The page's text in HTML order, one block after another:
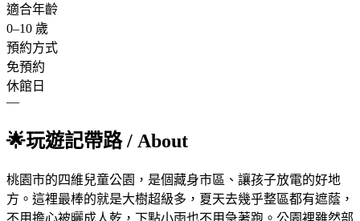
適合年齡
0–10 歲
預約方式
免預約
休館日
—
🌟玩遊記帶路/ About
桃園市的四維兒童公園，是個藏身市區、讓孩子放電的好地
方。這裡最棒的就是大樹超級多，夏天去幾乎整區都有遮蔭，
不用擔心被曬成人乾，下點小雨也不用急著跑。公園裡雖然部